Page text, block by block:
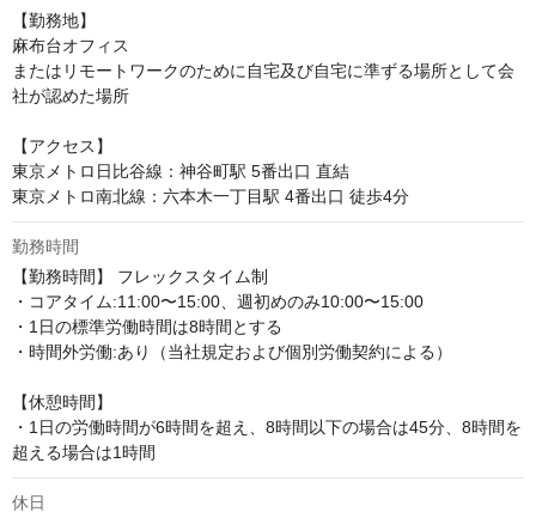
【勤務地】
麻布台オフィス
またはリモートワークのために自宅及び自宅に準ずる場所として会
社が認めた場所
【アクセス】
東京メトロ日比谷線：神谷町駅 5番出口 直結
東京メトロ南北線：六本木一丁目駅 4番出口 徒歩4分
勤務時間
【勤務時間】 フレックスタイム制
・コアタイム:11:00〜15:00、週初めのみ10:00〜15:00
・1日の標準労働時間は8時間とする
・時間外労働:あり（当社規定および個別労働契約による）
【休憩時間】
・1日の労働時間が6時間を超え、8時間以下の場合は45分、8時間を
超える場合は1時間
休日